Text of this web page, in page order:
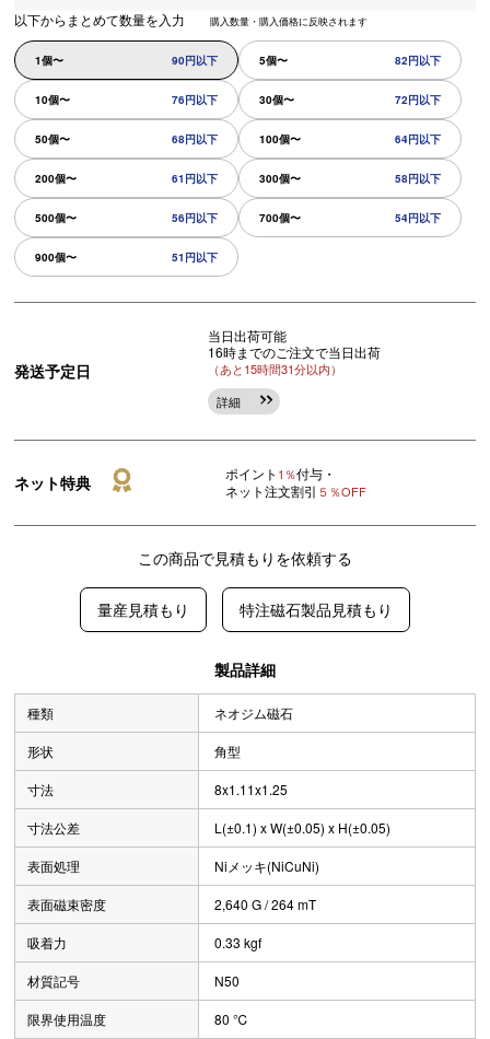
以下からまとめて数量を入力 購入数量・購入価格に反映されます
1個〜 90円以下 5個〜 82円以下
10個〜 76円以下 30個〜 72円以下
50個〜 68円以下 100個〜 64円以下
200個〜 61円以下 300個〜 58円以下
500個〜 56円以下 700個〜 54円以下
900個〜 51円以下
発送予定日
当日出荷可能
16時までのご注文で当日出荷
（あと15時間31分以内）
詳細
ネット特典 ポイント 1％付与・
ネット注文割引 ５％OFF
この商品で見積もりを依頼する
量産見積もり 特注磁石製品見積もり
製品詳細
種類 ネオジム磁石
形状 角型
寸法 8x1.11x1.25
寸法公差 L(±0.1) x W(±0.05) x H(±0.05)
表面処理 Niメッキ(NiCuNi)
表面磁束密度 2,640 G / 264 mT
吸着力 0.33 kgf
材質記号 N50
限界使用温度 80 ℃